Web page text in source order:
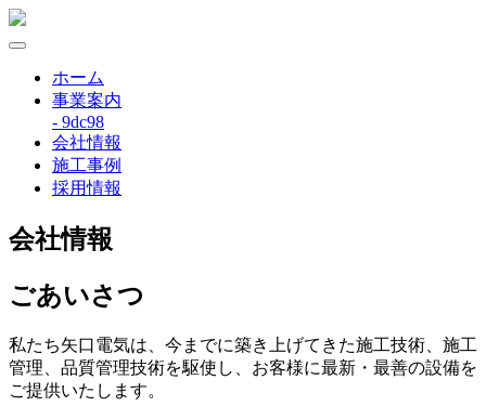
ホーム
事業案内
- 9dc98
会社情報
施工事例
採用情報
会社情報
ごあいさつ
私たち矢口電気は、今までに築き上げてきた施工技術、施工
管理、品質管理技術を駆使し、お客様に最新・最善の設備を
ご提供いたします。